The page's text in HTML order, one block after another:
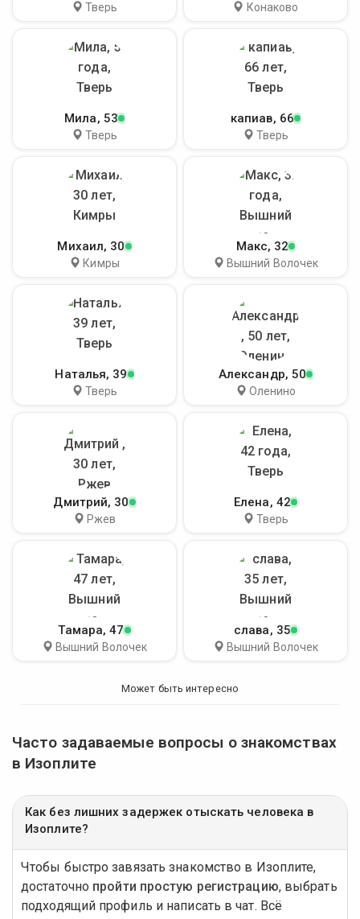
Тверь Конаково
Мила, 53
Тверь
капиав, 66
Тверь
Михаил, 30
Кимры
Макс, 32
Вышний Волочек
Наталья, 39
Тверь
Александр, 50
Оленино
Дмитрий, 30
Ржев
Елена, 42
Тверь
Тамара, 47
Вышний Волочек
слава, 35
Вышний Волочек
Может быть интересно
Часто задаваемые вопросы о знакомствах
в Изоплите
Как без лишних задержек отыскать человека в
Изоплите?
Чтобы быстро завязать знакомство в Изоплите,
достаточно пройти простую регистрацию, выбрать
подходящий профиль и написать в чат. Всё